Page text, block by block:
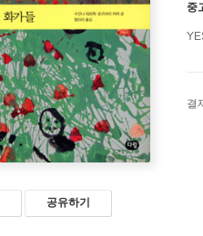
공유하기
중
결